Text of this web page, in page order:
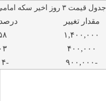
جدول قیمت ۳ روز اخیر سکه امامی
مقدار تغییر
درصد
۱,۴۰۰,۰۰۰
۴۰۰,۰۰۰
-۹۰۰,۰۰۰ -۷.۰۴